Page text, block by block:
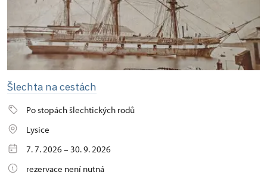
Šlechta na cestách
Po stopách šlechtických rodů
Lysice
7. 7. 2026 – 30. 9. 2026
rezervace není nutná